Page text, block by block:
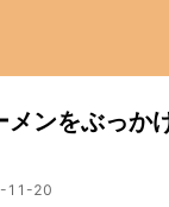
ンをぶっか
11-20